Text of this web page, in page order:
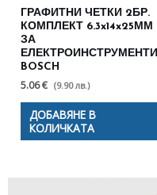
ГРАФИТНИ ЧЕТКИ 2БР.
КОМПЛЕКТ 6.3x14x25ММ
ЗА
ЕЛЕКТРОИНСТРУМЕНТИ
BOSCH
5.06 € (9.90 лв.)
ДОБАВЯНЕ В
КОЛИЧКАТА